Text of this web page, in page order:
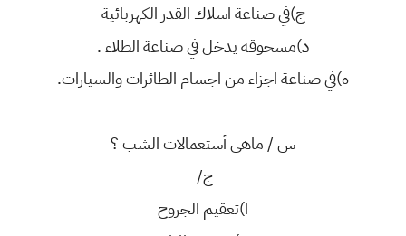
ج)في صناعة اسلاك القدر الكهربائية
د)مسحوقه يدخل في صناعة الطلاء .
ه)في صناعة اجزاء من اجسام الطائرات والسيارات.
س / ماهي أستعمالات الشب ؟
ج/
ا)تعقيم الجروح